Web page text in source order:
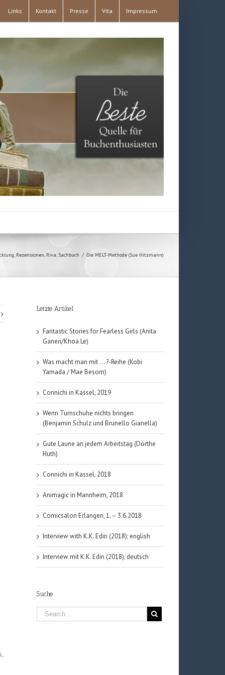
Links Kontakt Presse Vita Impressum
, Rezensionen, Riva, Sachbuch / Die MELT-Methode (Sue Hitzmann)
Letzte Artikel
Fantastic Stories for Fearless Girls (Anita
Ganeri/Khoa Le)
Was macht man mit … ?-Reihe (Kobi
Yamada / Mae Besom)
Connichi in Kassel, 2019
Wenn Turnschuhe nichts bringen
(Benjamin Schulz und Brunello Gianella)
Gute Laune an jedem Arbeitstag (Dörthe
Huth)
Connichi in Kassel, 2018
Animagic in Mannheim, 2018
Comicsalon Erlangen, 1. – 3.6.2018
Interview with K.K. Edin (2018); english
Interview mit K.K. Edin (2018); deutsch
Suche